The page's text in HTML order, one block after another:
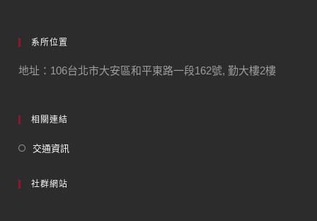
系所位置
地址：106台北市大安區和平東路一段162號, 勤大樓2樓
相關連結
交通資訊
社群網站